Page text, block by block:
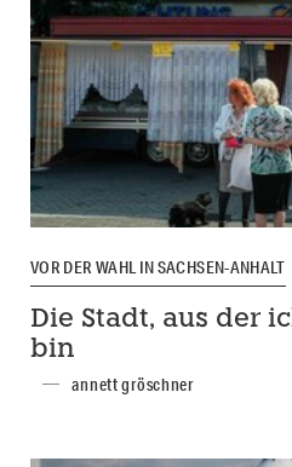
VOR DER WAHL IN SACHSEN-ANHALT
Die Stadt, aus der
bin
annett gröschner